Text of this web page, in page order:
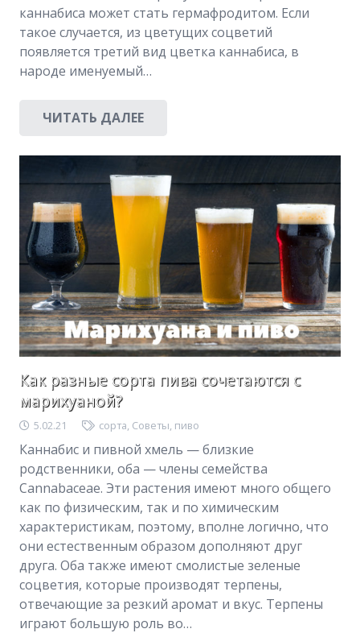
каннабиса может стать гермафродитом. Если
такое случается, из цветущих соцветий
появляется третий вид цветка каннабиса, в
народе именуемый…
ЧИТАТЬ ДАЛЕЕ
Как разные сорта пива сочетаются с
марихуаной?
5.02.21 сорта, Советы, пиво
Каннабис и пивной хмель — близкие
родственники, оба — члены семейства
Cannabaceae. Эти растения имеют много общего
как по физическим, так и по химическим
характеристикам, поэтому, вполне логично, что
они естественным образом дополняют друг
друга. Оба также имеют смолистые зеленые
соцветия, которые производят терпены,
отвечающие за резкий аромат и вкус. Терпены
играют большую роль во…